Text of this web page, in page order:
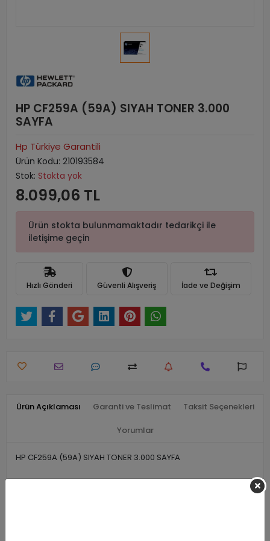
HP CF259A (59A) SIYAH TONER 3.000
SAYFA
Hp Türkiye Garantili
Ürün Kodu: 210193584
Stok: Stokta yok
8.099,06 TL
Ürün stokta bulunmamaktadır tedarikçi ile
iletişime geçin
Hızlı Gönderi Güvenli Alışveriş İade ve Değişim
Ürün Açıklaması Garanti ve Teslimat Taksit Seçenekleri
Yorumlar
HP CF259A (59A) SIYAH TONER 3.000 SAYFA